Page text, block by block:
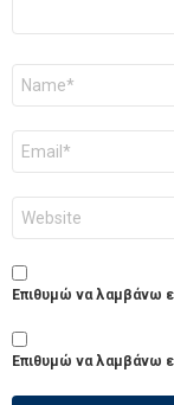
Επιθυμώ να λαμβάνω
Επιθυμώ να λαμβάνω